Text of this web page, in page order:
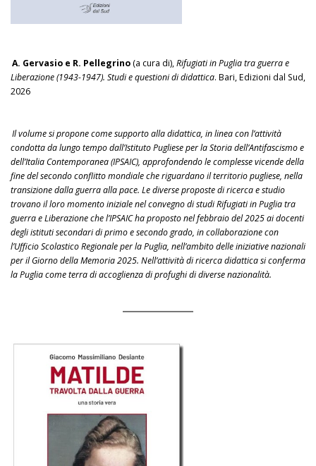
A. Gervasio e R. Pellegrino (a cura di),Rifugiati in Puglia tra guerra e
Liberazione (1943-1947). Studi e questioni di didattica. Bari, Edizioni dal Sud,
2026
Il volume si propone come supporto alla didattica, in linea con l’attività
condotta da lungo tempo dall’Istituto Pugliese per la Storia dell’Antifascismo e
dell’Italia Contemporanea (IPSAIC), approfondendo le complesse vicende della
fine del secondo conflitto mondiale che riguardano il territorio pugliese, nella
transizione dalla guerra alla pace. Le diverse proposte di ricerca e studio
trovano il loro momento iniziale nel convegno di studi Rifugiati in Puglia tra
guerra e Liberazione che l’IPSAIC ha proposto nel febbraio del 2025 ai docenti
degli istituti secondari di primo e secondo grado, in collaborazione con
l’Ufficio Scolastico Regionale per la Puglia, nell’ambito delle iniziative nazionali
per il Giorno della Memoria 2025. Nell’attività di ricerca didattica si conferma
la Puglia come terra di accoglienza di profughi di diverse nazionalità.